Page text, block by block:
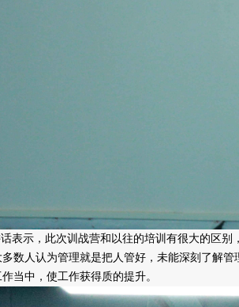
表示，此次训战营和以往的培训有很大的区
数人认为管理就是把人管好，未能深刻了解
当中，使工作获得质的提升。